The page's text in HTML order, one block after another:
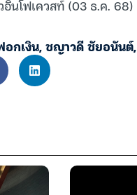
อินโฟเควสท์ (03 ธ.ค. 68)
กเงิน,ชญาวดี ชัยอนันต์,